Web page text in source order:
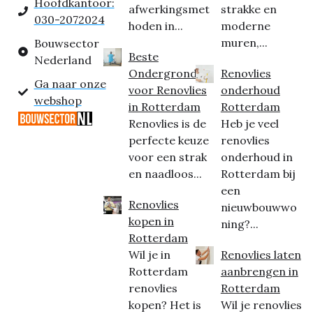
Hoofdkantoor:
030-2072024
Bouwsector
Nederland
Ga naar onze
webshop
afwerkingsmet
hoden in...
Beste
Ondergrond
voor Renovlies
in Rotterdam
Renovlies is de
perfecte keuze
voor een strak
en naadloos...
Renovlies
kopen in
Rotterdam
Wil je in
Rotterdam
renovlies
kopen? Het is
strakke en
moderne
muren,...
Renovlies
onderhoud
Rotterdam
Heb je veel
renovlies
onderhoud in
Rotterdam bij
een
nieuwbouwwo
ning?...
Renovlies laten
aanbrengen in
Rotterdam
Wil je renovlies